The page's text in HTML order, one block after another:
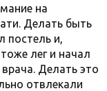
на
Делать быть
постель и,
лег и начал
Делать это
отвлекали